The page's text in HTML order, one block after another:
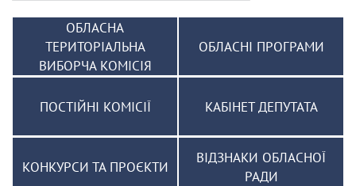
ОБЛАСНА
ТЕРИТОРІАЛЬНА
ВИБОРЧА КОМІСІЯ
ОБЛАСНІ ПРОГРАМИ
ПОСТІЙНІ КОМІСІЇ КАБІНЕТ ДЕПУТАТА
КОНКУРСИ ТА ПРОЄКТИ
ВІДЗНАКИ ОБЛАСНОЇ
РАДИ